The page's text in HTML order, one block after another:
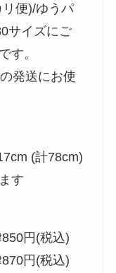
便)/ゆうパ
サイズにご
す。
発送にお使
(計78cm)
す
円(税込)
円(税込)